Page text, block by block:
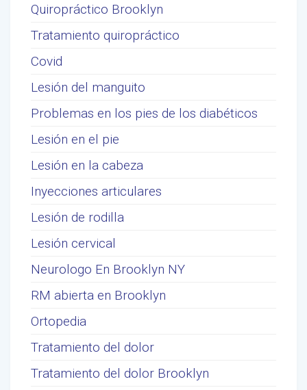
Quiropráctico Brooklyn
Tratamiento quiropráctico
Covid
Lesión del manguito
Problemas en los pies de los diabéticos
Lesión en el pie
Lesión en la cabeza
Inyecciones articulares
Lesión de rodilla
Lesión cervical
Neurologo En Brooklyn NY
RM abierta en Brooklyn
Ortopedia
Tratamiento del dolor
Tratamiento del dolor Brooklyn